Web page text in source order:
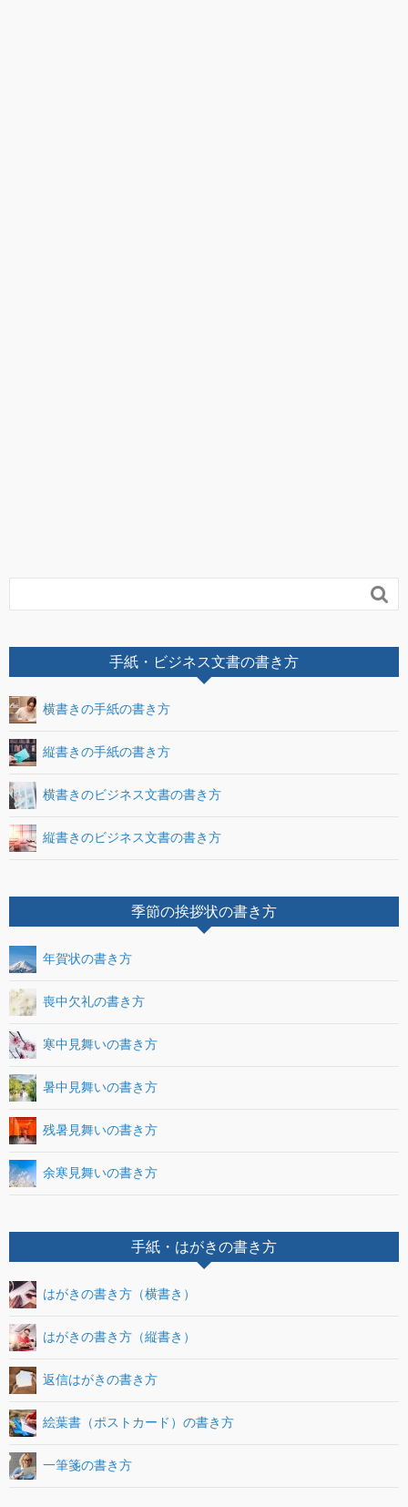

手紙・ビジネス文書の書き方
横書きの手紙の書き方
縦書きの手紙の書き方
横書きのビジネス文書の書き方
縦書きのビジネス文書の書き方
季節の挨拶状の書き方
年賀状の書き方
喪中欠礼の書き方
寒中見舞いの書き方
暑中見舞いの書き方
残暑見舞いの書き方
余寒見舞いの書き方
手紙・はがきの書き方
はがきの書き方（横書き）
はがきの書き方（縦書き）
返信はがきの書き方
絵葉書（ポストカード）の書き方
一筆箋の書き方